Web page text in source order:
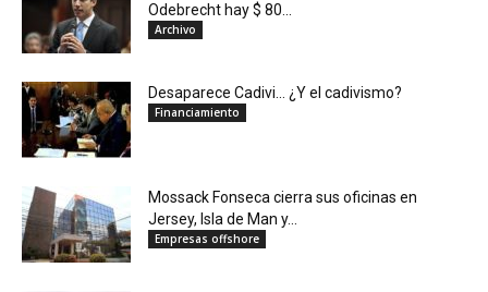
Odebrecht hay $ 80...
Archivo
Desaparece Cadivi… ¿Y el cadivismo?
Financiamiento
Mossack Fonseca cierra sus oficinas en
Jersey, Isla de Man y...
Empresas offshore